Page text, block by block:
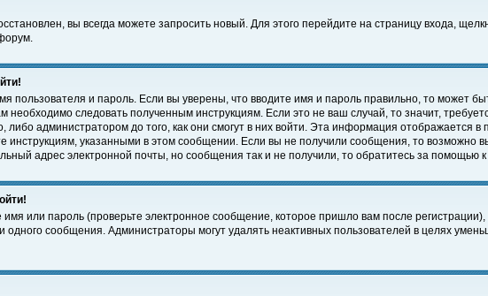
вы всегда можете запросить новый. Для этого перейдите на страницу входа,
пользователя и пароль. Если вы уверены, что вводите имя и пароль правильно, то может
необходимо следовать полученным инструкциям. Если это не ваш случай, то значит,
либо администратором до того, как они смогут в них войти. Эта информация отображается
инструкциям, указанными в этом сообщении. Если вы не получили сообщения, то возможно
адрес электронной почты, но сообщения так и не получили, то обратитесь за помощью
или пароль (проверьте электронное сообщение, которое пришло вам после
одного сообщения. Администраторы могут удалять неактивных пользователей в целях